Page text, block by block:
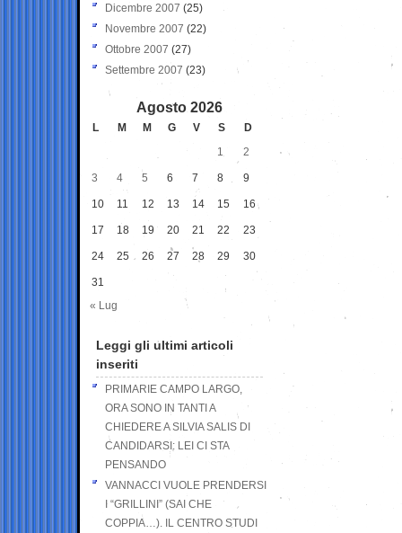
Dicembre 2007 (25)
Novembre 2007 (22)
Ottobre 2007 (27)
Settembre 2007 (23)
Agosto 2026
L M M G V S
D
1
2
3 4 5 6 7 8 9
10 11 12 13 14 15 16
17 18 19 20 21 22 23
24 25 26 27 28 29 30
31
« Lug
Leggi gli ultimi articoli
inseriti
PRIMARIE CAMPO LARGO,
ORA SONO IN TANTI A
CHIEDERE A SILVIA SALIS DI
CANDIDARSI: LEI CI STA
PENSANDO
VANNACCI VUOLE PRENDERSI
I “GRILLINI” (SAI CHE
COPPIA…). IL CENTRO STUDI